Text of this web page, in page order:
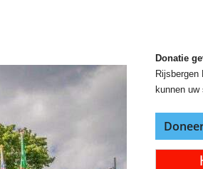
Donatie
kunnen